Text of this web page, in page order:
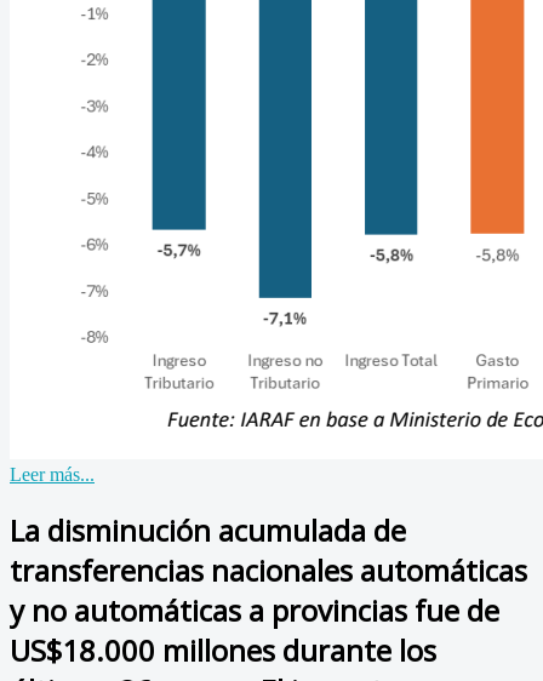
Leer más...
La disminución acumulada de
transferencias nacionales automáticas
y no automáticas a provincias fue de
US$18.000 millones durante los